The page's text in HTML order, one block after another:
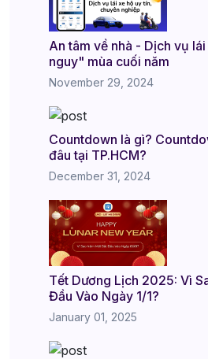
An tâm về nhà - Dịch vụ
nguy" mùa cuối năm
November 29, 2024
Countdown là gì?
đâu tại TP.HCM?
December 31, 2024
Tết Dương Lịch 2025: Vì
Đầu Vào Ngày 1/1?
January 01, 2025